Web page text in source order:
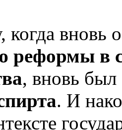
когда вновь
реформы в
, вновь был
. И